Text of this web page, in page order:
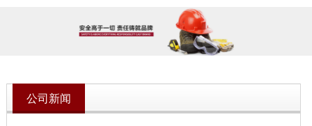
公司新闻